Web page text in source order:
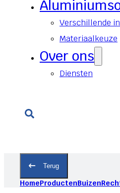
Verschillende
Materiaalkeuze
Over ons
Diensten
Terug
HomeProductenBuizen